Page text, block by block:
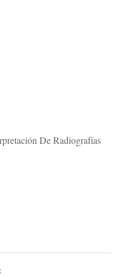
De Radiografías